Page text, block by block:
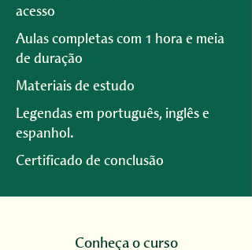
acesso
Aulas completas com 1 hora e meia
de duração
Materiais de estudo
Legendas em português, inglês e
espanhol.
Certificado de conclusão
Conheça o curso